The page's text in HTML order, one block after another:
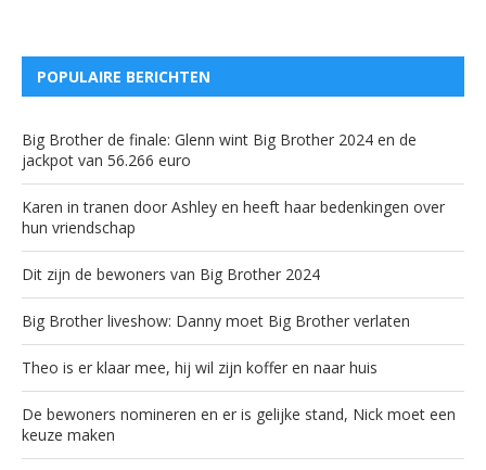
POPULAIRE BERICHTEN
Big Brother de finale: Glenn wint Big Brother 2024 en de
jackpot van 56.266 euro
Karen in tranen door Ashley en heeft haar bedenkingen over
hun vriendschap
Dit zijn de bewoners van Big Brother 2024
Big Brother liveshow: Danny moet Big Brother verlaten
Theo is er klaar mee, hij wil zijn koffer en naar huis
De bewoners nomineren en er is gelijke stand, Nick moet een
keuze maken